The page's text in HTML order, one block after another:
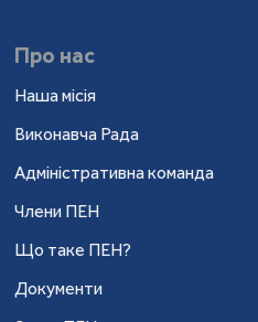
Про нас
Наша місія
Виконавча Рада
Адміністративна команда
Члени ПЕН
Що таке ПЕН?
Документи